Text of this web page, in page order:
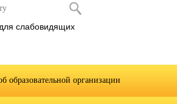
6 мая 2021
слабовидящих
образовательной организации